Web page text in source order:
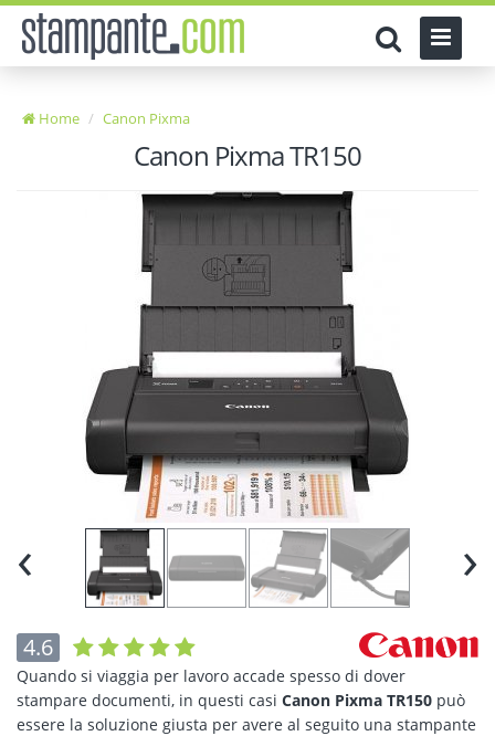
Home Canon Pixma
Canon Pixma TR150
‹ ›
4.6
Quando si viaggia per lavoro accade spesso di dover
stampare documenti, in questi casi Canon Pixma TR150 può
essere la soluzione giusta per avere al seguito una stampante